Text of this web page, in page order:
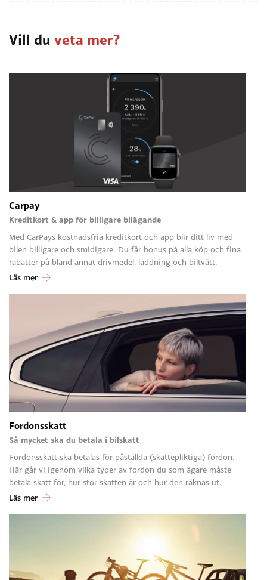
Vill du veta mer?
Carpay
Kreditkort & app för billigare bilägande
Med CarPays kostnadsfria kreditkort och app blir ditt liv med
bilen billigare och smidigare. Du får bonus på alla köp och fina
rabatter på bland annat drivmedel, laddning och biltvätt.
Läs mer
Fordonsskatt
Så mycket ska du betala i bilskatt
Fordonsskatt ska betalas för påställda (skattepliktiga) fordon.
Här går vi igenom vilka typer av fordon du som ägare måste
betala skatt för, hur stor skatten är och hur den räknas ut.
Läs mer